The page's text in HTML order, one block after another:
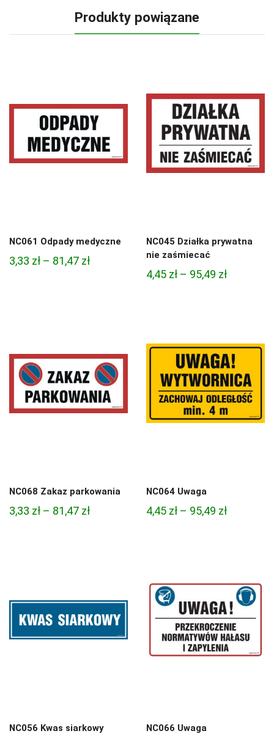
Produkty powiązane
NC061 Odpady medyczne
3,33 zł – 81,47 złZakres
NC045 Działka prywatna
nie zaśmiecać
4,45 zł – 95,49 złZakres
95,49 zł
NC068 Zakaz parkowania
3,33 zł – 81,47 złZakres
NC064 Uwaga
4,45 zł – 95,49 złZakres
95,49 zł
NC056 Kwas siarkowy NC066 Uwaga